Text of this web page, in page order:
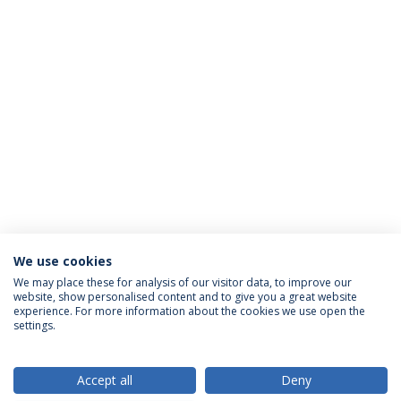
ACREDITAÇÕES
We use cookies
We may place these for analysis of our visitor data, to improve our
website, show personalised content and to give you a great website
experience. For more information about the cookies we use open the
settings.
Accept all
Deny